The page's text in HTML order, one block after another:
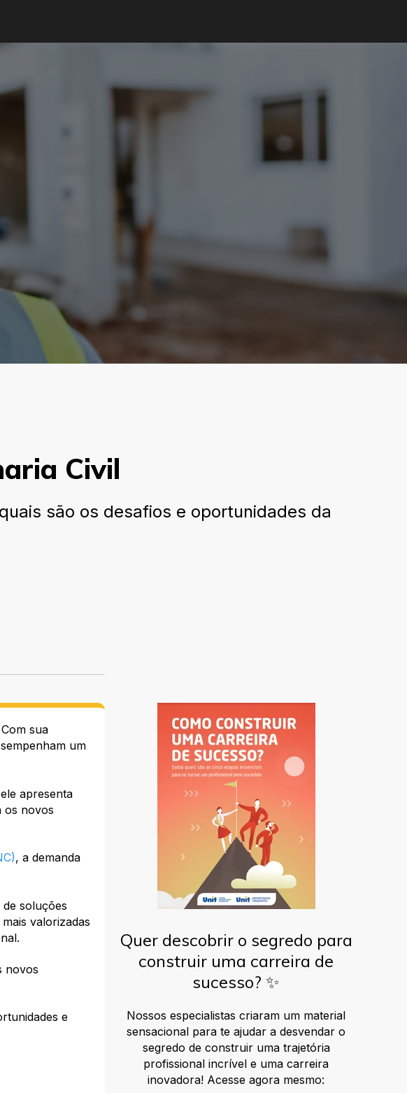
Civil
são os desafios e oportunidades da
sua
um
apresenta
os novos
, a demanda
soluções
valorizadas
novos
e
Quer descobrir o segredo para
construir uma carreira de
sucesso? ✨
Nossos especialistas criaram um material
sensacional para te ajudar a desvendar o
segredo de construir uma trajetória
profissional incrível e uma carreira
inovadora! Acesse agora mesmo: